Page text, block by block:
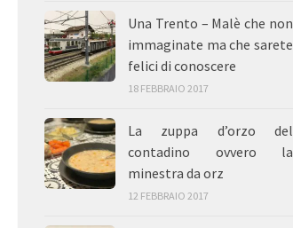
Una Trento – Malè che non
immaginate ma che sarete
felici di conoscere
18 FEBBRAIO 2017
La zuppa d’orzo del
contadino ovvero la
minestra da orz
12 FEBBRAIO 2017